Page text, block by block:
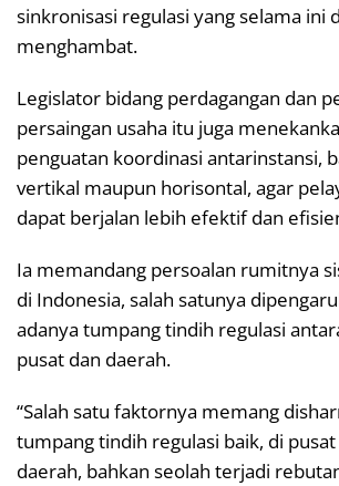
sinkronisasi regulasi yang selama ini
menghambat.
Legislator bidang perdagangan dan
persaingan usaha itu juga
penguatan koordinasi antarinstansi,
vertikal maupun horisontal, agar
dapat berjalan lebih efektif dan
Ia memandang persoalan rumitnya
di Indonesia, salah satunya
adanya tumpang tindih regulasi
pusat dan daerah.
“Salah satu faktornya memang
tumpang tindih regulasi baik, di
daerah, bahkan seolah terjadi